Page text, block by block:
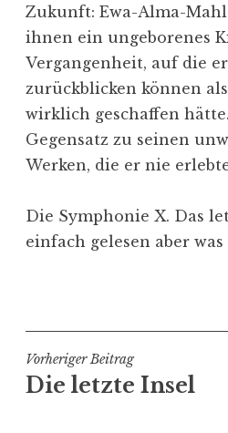
Zukunft: Ewa-Alma-
ihnen ein ungeborenes
Vergangenheit, auf die
zurückblicken können
wirklich geschaffen
Gegensatz zu seinen
Werken, die er nie
Die Symphonie X. Das
einfach gelesen aber
r
ö
f
Beitragsnavigation
Vorheriger Beitrag
Die letzte Insel